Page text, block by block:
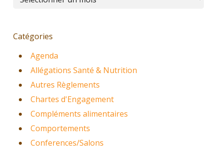
Catégories
Agenda
Allégations Santé & Nutrition
Autres Règlements
Chartes d'Engagement
Compléments alimentaires
Comportements
Conferences/Salons